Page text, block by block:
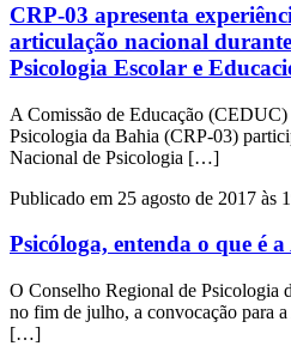
CRP-03 apresenta
articulação nacional
Psicologia Escolar e
A Comissão de Educação
Psicologia da Bahia (CRP-03)
Nacional de Psicologia […]
Publicado em 25 agosto de 2017 às
Psicóloga, entenda o que é
O Conselho Regional de Psicologia
no fim de julho, a convocação para
[…]